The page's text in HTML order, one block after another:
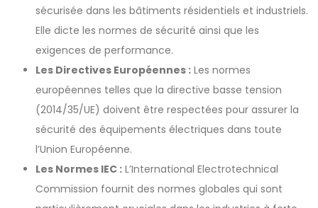
sécurisée dans les bâtiments résidentiels et industriels.
Elle dicte les normes de sécurité ainsi que les
exigences de performance.
Les Directives Européennes : Les normes
européennes telles que la directive basse tension
(2014/35/UE) doivent être respectées pour assurer la
sécurité des équipements électriques dans toute
l’Union Européenne.
Les Normes IEC : L’International Electrotechnical
Commission fournit des normes globales qui sont